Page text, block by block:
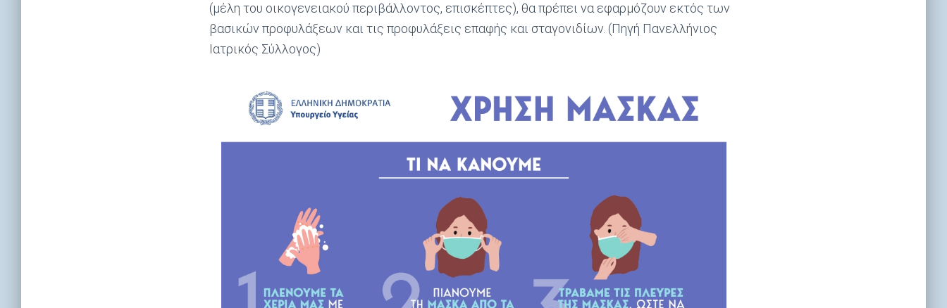
(μέλη του οικογενειακού περιβάλλοντος, επισκέπτες), θα πρέπει να εφαρμόζουν εκτός των
βασικών προφυλάξεων και τις προφυλάξεις επαφής και σταγονιδίων. (Πηγή Πανελλήνιος
Ιατρικός Σύλλογος)